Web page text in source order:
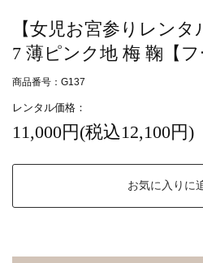
【女児お宮参りレンタ
7 薄ピンク地 梅 鞠【フ
商品番号：G137
レンタル価格：
11,000円(税込12,100円)
お気に入りに